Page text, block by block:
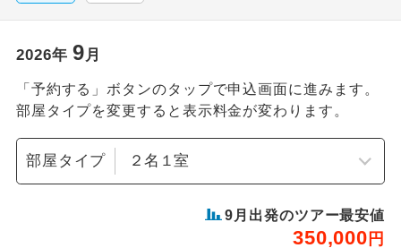
2026年 9月
「予約する」ボタンのタップで申込画面に進みます。
部屋タイプを変更すると表示料金が変わります。
部屋タイプ
9 月出発のツアー最安値
350,000 円